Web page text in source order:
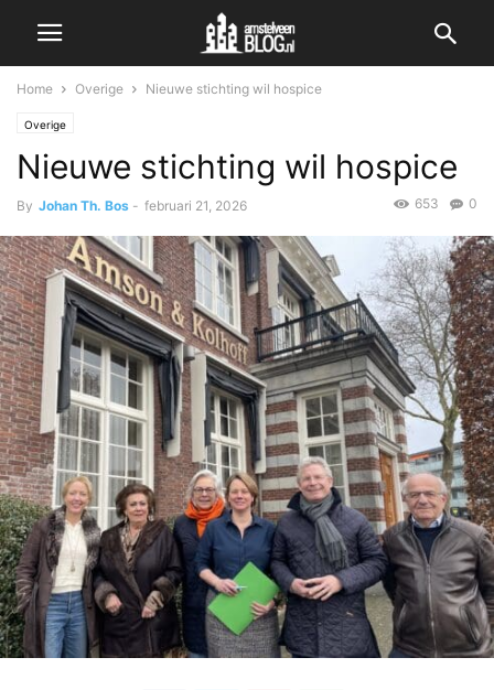
Home Overige Nieuwe stichting wil hospice
Overige
Nieuwe stichting wil hospice
By Johan Th. Bos - februari 21, 2026 0
653